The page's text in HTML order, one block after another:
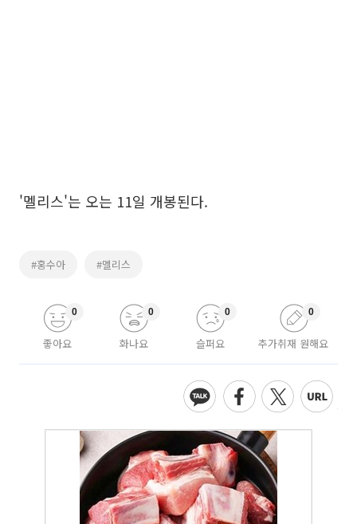
'멜리스'는 오는 11일 개봉된다.
#홍수아 #멜리스
좋아요
0
화나요
0
슬퍼요
0
추가취재 원해요
0